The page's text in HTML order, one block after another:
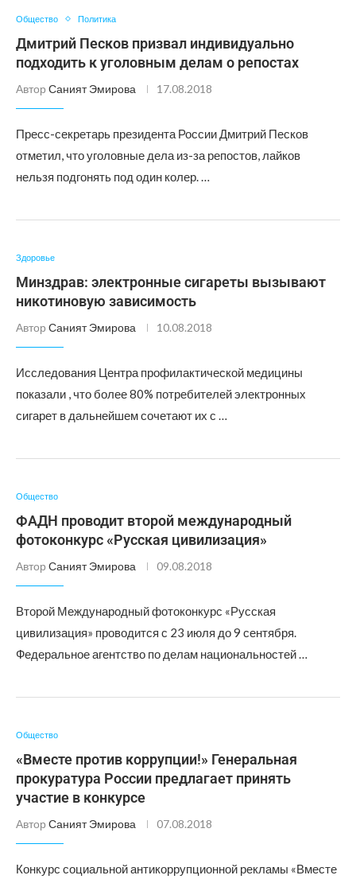
Общество Политика
Дмитрий Песков призвал индивидуально
подходить к уголовным делам о репостах
Автор Саният Эмирова 17.08.2018
Пресс-секретарь президента России Дмитрий Песков
отметил, что уголовные дела из-за репостов, лайков
нельзя подгонять под один колер. …
Здоровье
Минздрав: электронные сигареты вызывают
никотиновую зависимость
Автор Саният Эмирова 10.08.2018
Исследования Центра профилактической медицины
показали , что более 80% потребителей электронных
сигарет в дальнейшем сочетают их с …
Общество
ФАДН проводит второй международный
фотоконкурс «Русская цивилизация»
Автор Саният Эмирова 09.08.2018
Второй Международный фотоконкурс «Русская
цивилизация» проводится с 23 июля до 9 сентября.
Федеральное агентство по делам национальностей …
Общество
«Вместе против коррупции!» Генеральная
прокуратура России предлагает принять
участие в конкурсе
Автор Саният Эмирова 07.08.2018
Конкурс социальной антикоррупционной рекламы «Вместе